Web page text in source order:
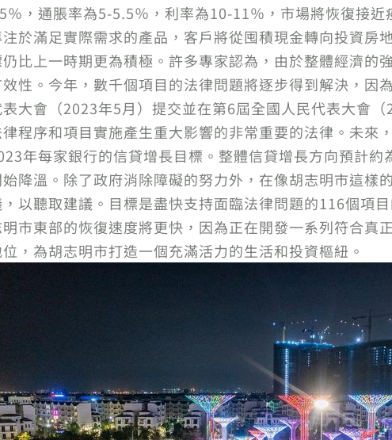
％，通脹率為5-5.5％，利率為10-11％，市場將恢復接
於滿足實際需求的產品，客戶將從囤積現金轉向投資房
比上一時期更為積極。許多專家認為，由於整體經濟的
性。今年，數千個項目的法律問題將逐步得到解決，因
大會（2023年5月）提交並在第6屆全國人民代表大會
程序和項目實施產生重大影響的非常重要的法律。未
年每家銀行的信貸增長目標。整體信貸增長方向預計
降溫。除了政府消除障礙的努力外，在像胡志明市這樣
以聽取建議。目標是盡快支持面臨法律問題的116個項
市東部的恢復速度將更快，因為正在開發一系列符合真
，為胡志明市打造一個充滿活力的生活和投資樞紐。